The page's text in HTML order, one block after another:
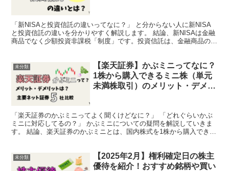
「新NISAと投資信託の違いってなに？」 と分からない人に新NISA
と投資信託の違いを分かりやすく解説します。 結論、新NISAは金融
商品でなく少額投資非課税「制度」です。投資信託は、金融商品の1
未分類
【楽天証券】かぶミニってなに？
1株から購入できるミニ株（単元
未満株取引）のメリット・デメリ
「楽天証券のかぶミニってよく聞くけどなに？」 「どれぐらいかぶ
ミニに対応してるの？」 かぶミニについての疑問を解説していきま
す。 結論、楽天証券のかぶミニとは、国内株式を1株から購入できる
未分類
【2025年2月】権利確定日の株主
優待を紹介！おすすめ銘柄や買い